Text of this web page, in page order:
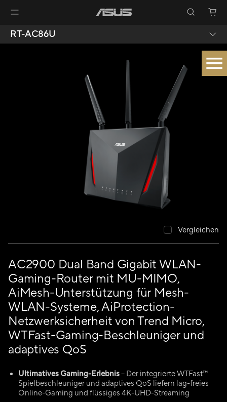
RT-AC86U
AC2900 Dual Band Gigabit WLAN-
Gaming-Router mit MU-MIMO,
AiMesh-Unterstützung für Mesh-
WLAN-Systeme, AiProtection-
Netzwerksicherheit von Trend Micro,
WTFast-Gaming-Beschleuniger und
adaptives QoS
Ultimatives Gaming-Erlebnis– Der integrierte WTFast™
Spielbeschleuniger und adaptives QoS liefern lag-freies
Online-Gaming und flüssiges 4K-UHD-Streaming
Vergleichen